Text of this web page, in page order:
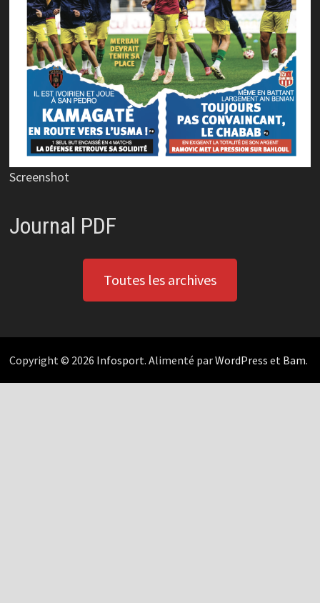
Screenshot
Journal PDF
Toutes les archives
Copyright © 2026 Infosport. Alimenté parWordPress et Bam.